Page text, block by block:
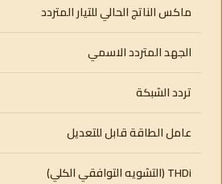
ماكس الناتج الحالي للتيار المتردد
الجهد المتردد الاسمي
تردد الشبكة
عامل الطاقة قابل للتعديل
THDi (التشويه التوافقي الكلي)